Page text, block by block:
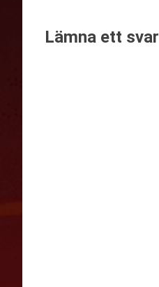
Lämna ett svar